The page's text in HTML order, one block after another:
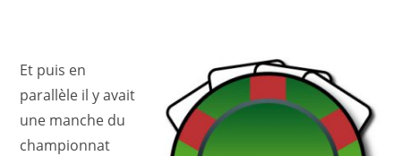
Et puis en
parallèle il y avait
une manche du
championnat